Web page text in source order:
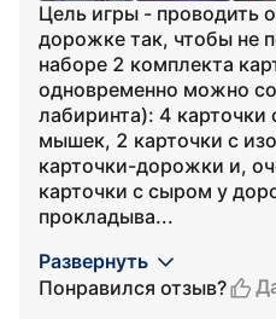
Цель игры - проводить
дорожке так, чтобы не
наборе 2 комплекта
одновременно можно
лабиринта): 4
мышек, 2 карточки с
карточки-дорожки и,
карточки с сыром у
прокладыва...
Развернуть
Понравился отзыв?